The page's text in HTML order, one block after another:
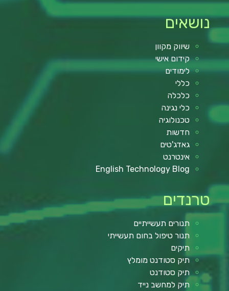
נושאים
שיווק מקוון
קידום אישי
לימודים
כללי
כלכלה
כלי נגינה
טכנולוגיה
חדשות
גאדג'טים
אינטרנט
English Technology Blog
טרנדים
תנורים תעשייתיים
תנור טיפול בחום תעשייתי
תיקים
תיק סטודנט מומלץ
תיק סטודנט
תיק למחשב נייד